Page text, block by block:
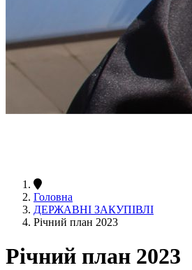
Головна
ДЕРЖАВНІ ЗАКУПІВЛІ
Річний план 2023
Річний план 2023